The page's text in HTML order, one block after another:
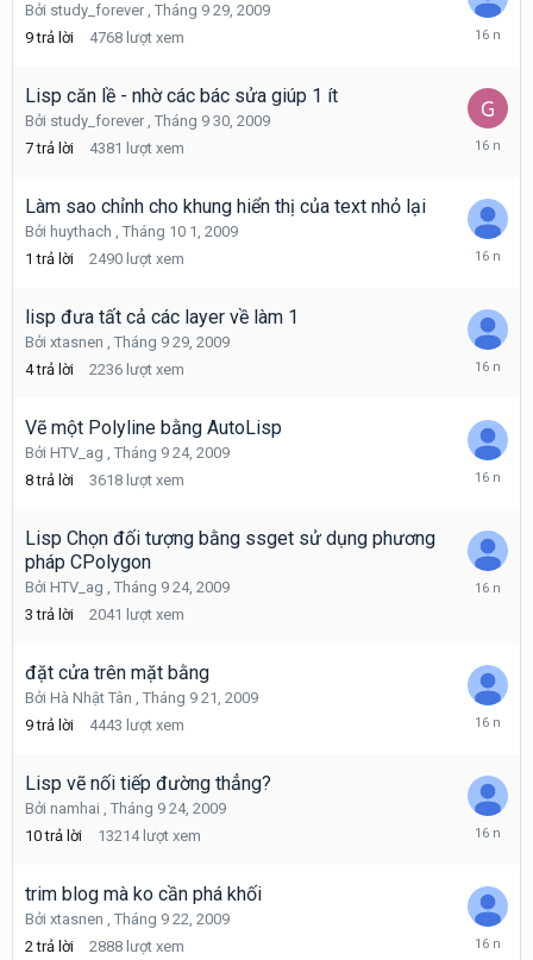
Bởi study_forever , Tháng 9 29, 2009
9 trả lời 4768 lượt xem
Tháng
2009
Lisp căn lề - nhờ các bác sửa giúp 1 ít
Bởi study_forever , Tháng 9 30, 2009
7 trả lời 4381 lượt xem
Tháng
2009
Làm sao chỉnh cho khung hiển thị của text nhỏ lại
Bởi huythach , Tháng 10 1, 2009
1 trả lời 2490 lượt xem
Tháng
2009
lisp đưa tất cả các layer về làm 1
Bởi xtasnen , Tháng 9 29, 2009
4 trả lời 2236 lượt xem
Tháng
2009
Vẽ một Polyline bằng AutoLisp
Bởi HTV_ag , Tháng 9 24, 2009
8 trả lời 3618 lượt xem
Tháng
2009
Lisp Chọn đối tượng bằng ssget sử dụng phương
pháp CPolygon
Bởi HTV_ag , Tháng 9 24, 2009
3 trả lời 2041 lượt xem
Tháng
đặt cửa trên mặt bằng
Bởi Hà Nhật Tân , Tháng 9 21, 2009
9 trả lời 4443 lượt xem
Tháng
2009
Lisp vẽ nối tiếp đường thẳng?
Bởi namhai , Tháng 9 24, 2009
10 trả lời 13214 lượt xem
Tháng
2009
trim blog mà ko cần phá khối
Bởi xtasnen , Tháng 9 22, 2009
2 trả lời 2888 lượt xem
Tháng